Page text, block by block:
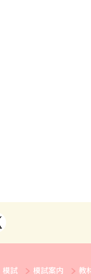
模試 模試案内 教